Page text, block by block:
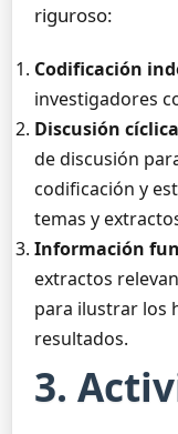
riguroso:
Codificación
investigadores
Discusión
de discusión
codificación y
temas y
Información
extractos
para ilustrar los
resultados.
3.